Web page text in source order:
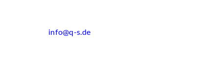
info@q-s.de